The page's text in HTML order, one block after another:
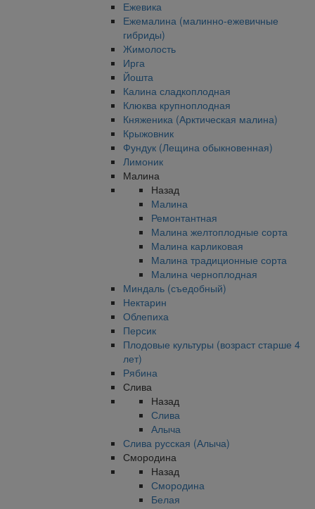
Ежевика
Ежемалина (малинно-ежевичные
гибриды)
Жимолость
Ирга
Йошта
Калина сладкоплодная
Клюква крупноплодная
Княженика (Арктическая малина)
Крыжовник
Фундук (Лещина обыкновенная)
Лимоник
Малина
Назад
Малина
Ремонтантная
Малина желтоплодные сорта
Малина карликовая
Малина традиционные сорта
Малина черноплодная
Миндаль (съедобный)
Нектарин
Облепиха
Персик
Плодовые культуры (возраст старше 4
лет)
Рябина
Слива
Назад
Слива
Алыча
Слива русская (Алыча)
Смородина
Назад
Смородина
Белая